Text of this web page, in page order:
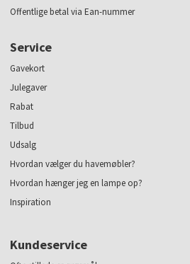
Offentlige betal via Ean-nummer
Service
Gavekort
Julegaver
Rabat
Tilbud
Udsalg
Hvordan vælger du havemøbler?
Hvordan hænger jeg en lampe op?
Inspiration
Kundeservice